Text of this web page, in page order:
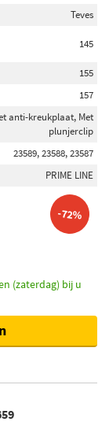
Teves
145
155
157
anti-kreukplaat, Met
plunjerclip
23589, 23588, 23587
PRIME LINE
-72%
(zaterdag) bij u